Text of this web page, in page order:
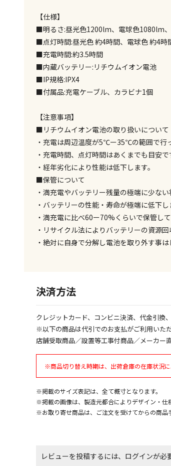
【仕様】
■明るさ:昼光色1200lm、電球色1080lm
■点灯時間:昼光色 約4時間、電球色 約4
■充電時間:約3.5時間
■内蔵バッテリー:リチウムイオン電池
■IP規格:IPX4
■付属品:充電ケーブル、カラビナ1個
【注意事項】
■リチウムイオン電池の取り扱いについて
・充電は周辺温度が5℃ー35℃の範囲で行
・充電時間、点灯時間はあくまでも目安で
・経年劣化により性能は低下します。
■保管について
・満充電やバッテリー残量の極端に少な
・バッテリーの性能・寿命が極端に低下し
・満充電に比べ60ー70%くらいで保管して
・リサイクル法によりバッテリーの資源回
・絶対に自身で分解し電池を取り外す事は
決済方法
クレジットカード、コンビニ決済、代金引換
※以下の商品は代引でのお支払がご利用いた
店舗受取商品／設置等工事付商品／メーカー
※商品切り替え時期は、出荷倉庫の在庫状況
※掲載のサイズ表記は、全て概寸となります。
※掲載の画像は、製造元都合によりデザイン・仕
※お取り寄せ商品は、ご注文を受けてからの商品
レビューを投稿するには、ログインが